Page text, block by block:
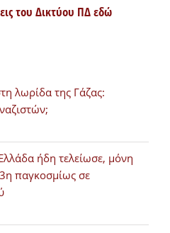
του Δικτύου ΠΔ εδώ
λωρίδα της Γάζας:
ήδη τελείωσε, μόνη
παγκοσμίως σε